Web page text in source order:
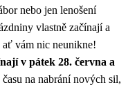
nebo jen lenošení
vlastně začínají a
ať vám nic neunikne!
v pátek 28. června a
času na nabrání nových sil,